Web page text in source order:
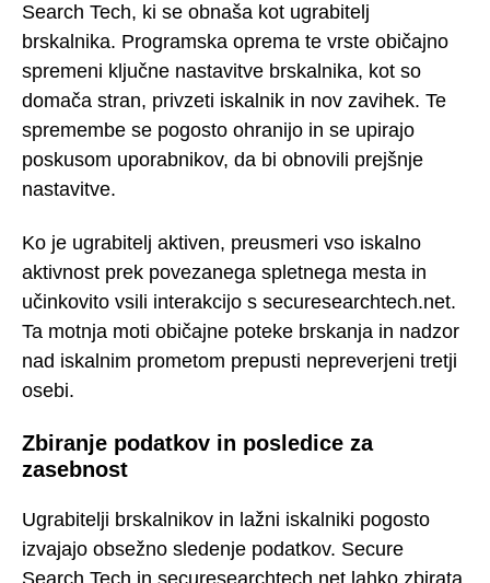
Search Tech, ki se obnaša kot ugrabitelj
brskalnika. Programska oprema te vrste običajno
spremeni ključne nastavitve brskalnika, kot so
domača stran, privzeti iskalnik in nov zavihek. Te
spremembe se pogosto ohranijo in se upirajo
poskusom uporabnikov, da bi obnovili prejšnje
nastavitve.
Ko je ugrabitelj aktiven, preusmeri vso iskalno
aktivnost prek povezanega spletnega mesta in
učinkovito vsili interakcijo s securesearchtech.net.
Ta motnja moti običajne poteke brskanja in nadzor
nad iskalnim prometom prepusti nepreverjeni tretji
osebi.
Zbiranje podatkov in posledice za
zasebnost
Ugrabitelji brskalnikov in lažni iskalniki pogosto
izvajajo obsežno sledenje podatkov. Secure